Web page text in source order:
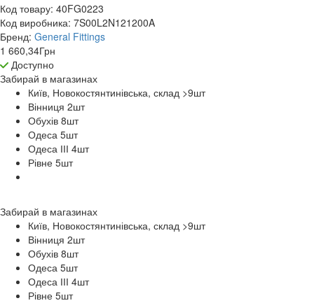
Код товару: 40FG0223
Код виробника: 7S00L2N121200A
Бренд: General Fittings
1 660,34Грн
Доступно
Забирай в магазинах
Київ, Новокостянтинівська, склад >9шт
Вінниця 2шт
Обухів 8шт
Одеса 5шт
Одеса ІІІ 4шт
Рівне 5шт
Забирай в магазинах
Київ, Новокостянтинівська, склад >9шт
Вінниця 2шт
Обухів 8шт
Одеса 5шт
Одеса ІІІ 4шт
Рівне 5шт